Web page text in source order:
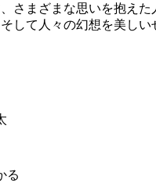
さまざまな思いを抱え
して人々の幻想を美しい
る